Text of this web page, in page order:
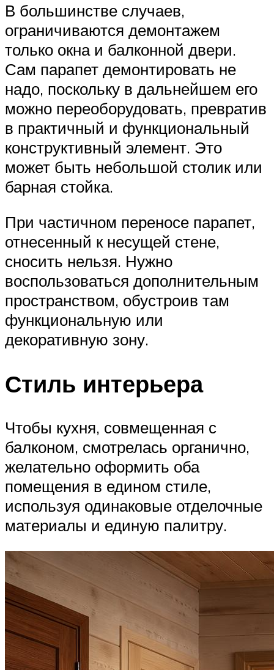
В большинстве случаев,
ограничиваются демонтажем
только окна и балконной двери.
Сам парапет демонтировать не
надо, поскольку в дальнейшем его
можно переоборудовать, превратив
в практичный и функциональный
конструктивный элемент. Это
может быть небольшой столик или
барная стойка.
При частичном переносе парапет,
отнесенный к несущей стене,
сносить нельзя. Нужно
воспользоваться дополнительным
пространством, обустроив там
функциональную или
декоративную зону.
Стиль интерьера
Чтобы кухня, совмещенная с
балконом, смотрелась органично,
желательно оформить оба
помещения в едином стиле,
используя одинаковые отделочные
материалы и единую палитру.